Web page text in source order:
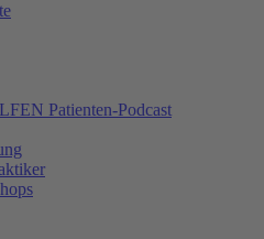
Patienten-Podcast